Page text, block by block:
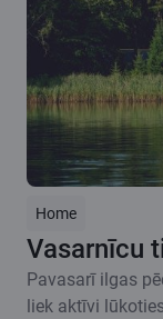
Home
Vasarnīcu
Pavasarī ilgas
liek aktīvi